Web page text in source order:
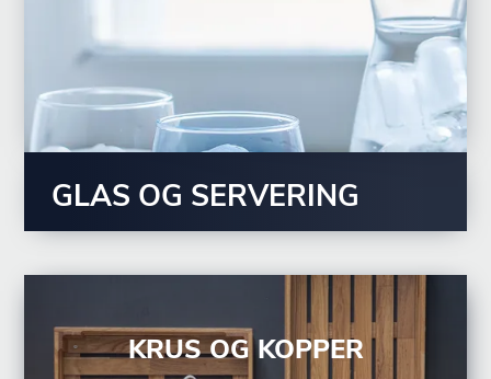
GLAS OG SERVERING
KRUS OG KOPPER